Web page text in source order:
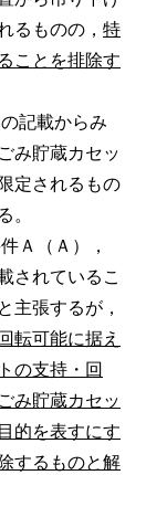
るものの， 特
ことを排除す
記載からみ
み貯蔵カセッ
定されるもの
。
Ａ（Ａ），
されているこ
主張するが，
転可能に据え
の支持・回
み貯蔵カセッ
的を表すにす
するものと解